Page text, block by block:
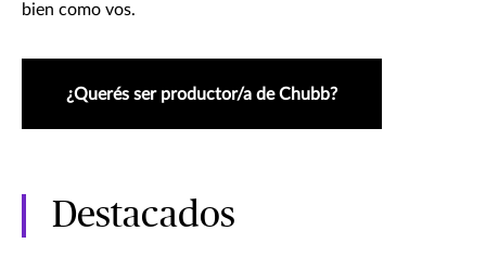
bien como vos.
¿Querés ser productor/a de Chubb?
Destacados